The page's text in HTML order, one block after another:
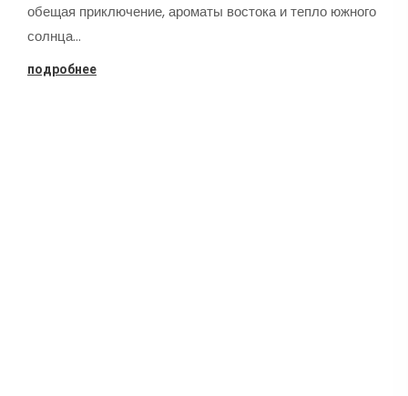
обещая приключение, ароматы востока и тепло южного
солнца…
подробнее